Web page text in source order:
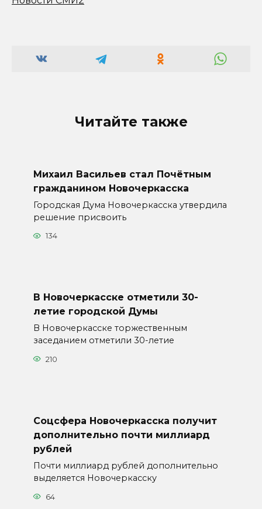
Читайте также
Михаил Васильев стал Почётным
гражданином Новочеркасска
Городская Дума Новочеркасска утвердила
решение присвоить
134
В Новочеркасске отметили 30-
летие городской Думы
В Новочеркасске торжественным
заседанием отметили 30-летие
210
Соцсфера Новочеркасска получит
дополнительно почти миллиард
рублей
Почти миллиард рублей дополнительно
выделяется Новочеркасску
64